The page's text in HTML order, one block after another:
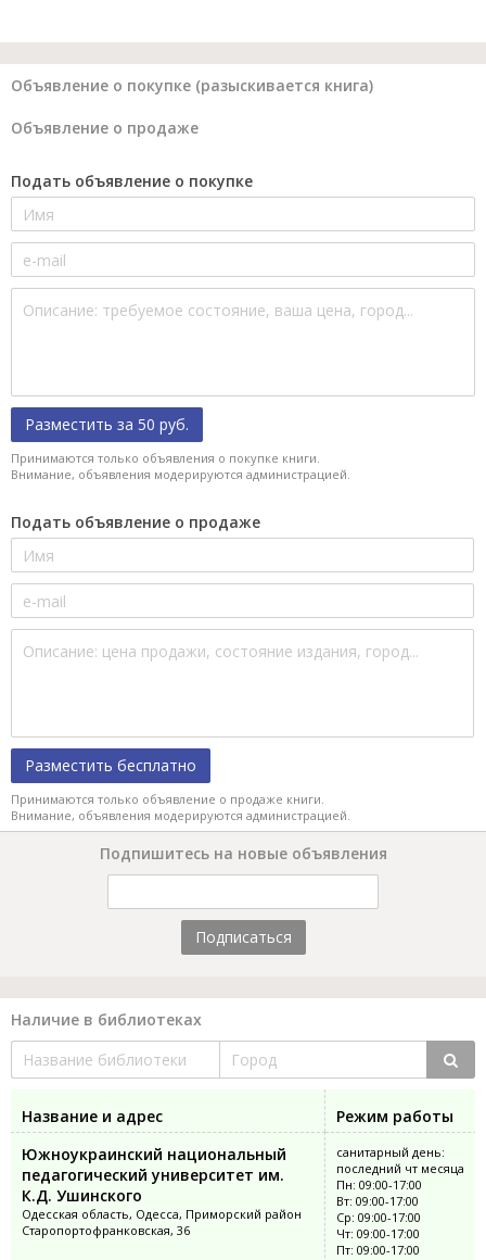
Объявление о покупке (разыскивается книга)
Объявление о продаже
Подать объявление о покупке
Разместить за 50 руб.
Принимаются только объявления о покупке книги.
Внимание, объявления модерируются администрацией.
Подать объявление о продаже
Разместить бесплатно
Принимаются только объявление о продаже книги.
Внимание, объявления модерируются администрацией.
Подпишитесь на новые объявления
Подписаться
Наличие в библиотеках
Название и адрес
Режим работы
Южноукраинский национальный
педагогический университет им.
К.Д. Ушинского
Одесская область, Одесса, Приморский район
Старопортофранковская, 36
санитарный день:
последний чт месяца
Пн: 09:00-17:00
Вт: 09:00-17:00
Ср: 09:00-17:00
Чт: 09:00-17:00
Пт: 09:00-17:00